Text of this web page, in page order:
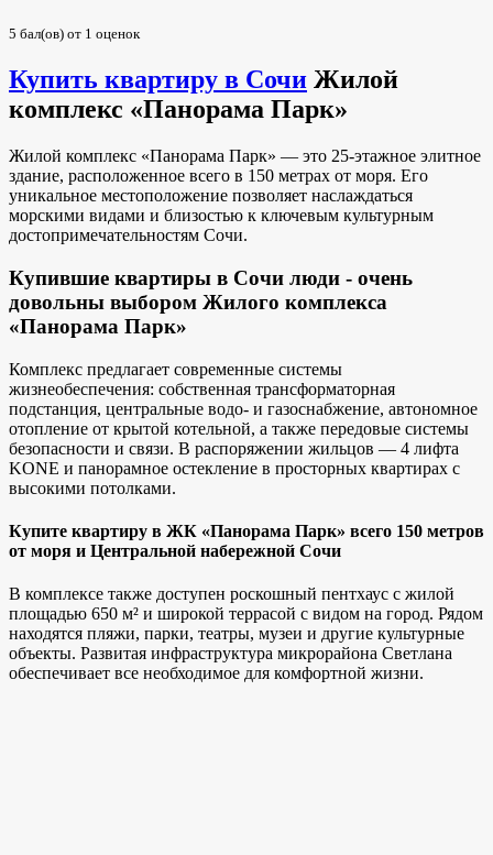
5 бал(ов) от 1 оценок
Купить квартиру в Сочи Жилой
комплекс «Панорама Парк»
Жилой комплекс «Панорама Парк» — это 25-этажное элитное
здание, расположенное всего в 150 метрах от моря. Его
уникальное местоположение позволяет наслаждаться
морскими видами и близостью к ключевым культурным
достопримечательностям Сочи.
Купившие квартиры в Сочи люди - очень
довольны выбором Жилого комплекса
«Панорама Парк»
Комплекс предлагает современные системы
жизнеобеспечения: собственная трансформаторная
подстанция, центральные водо- и газоснабжение, автономное
отопление от крытой котельной, а также передовые системы
безопасности и связи. В распоряжении жильцов — 4 лифта
KONE и панорамное остекление в просторных квартирах с
высокими потолками.
Купите квартиру в ЖК «Панорама Парк» всего 150 метров
от моря и Центральной набережной Сочи
В комплексе также доступен роскошный пентхаус с жилой
площадью 650 м² и широкой террасой с видом на город. Рядом
находятся пляжи, парки, театры, музеи и другие культурные
объекты. Развитая инфраструктура микрорайона Светлана
обеспечивает все необходимое для комфортной жизни.